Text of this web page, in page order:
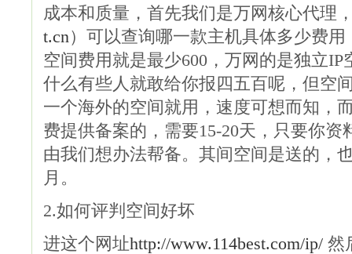
成本和质量，首先我们是万网核心代理
t.cn）可以查询哪一款主机具体多少费
空间费用就是最少600，万网的是独立
什么有些人就敢给你报四五百呢，但空
一个海外的空间就用，速度可想而知，
费提供备案的，需要15-20天，只要你
由我们想办法帮备。其间空间是送的，
月。
2.如何评判空间好坏
进这个网址http://www.114best.com/ip/ 然